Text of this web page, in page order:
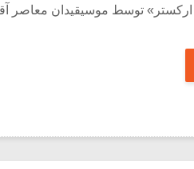
توسط موسیقی‏دان معاصر